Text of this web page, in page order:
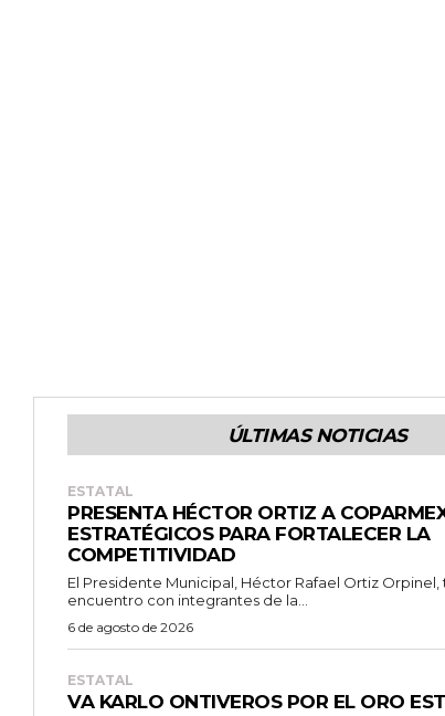
ÚLTIMAS NOTICIAS
ESTATAL
PRESENTA HÉCTOR ORTIZ A
ESTRATÉGICOS PARA FORTALECER LA
COMPETITIVIDAD
El Presidente Municipal, Héctor Rafael Ortiz Orpinel,
encuentro con integrantes de la...
6 de agosto de 2026
ESTATAL
VA KARLO ONTIVEROS POR EL ORO